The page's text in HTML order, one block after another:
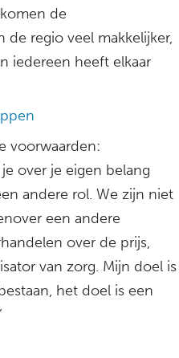
de
regio veel makkelijker,
iedereen heeft elkaar
voorwaarden:
over je eigen belang
andere rol. We zijn niet
een andere
over de prijs,
van zorg. Mijn doel is
het doel is een